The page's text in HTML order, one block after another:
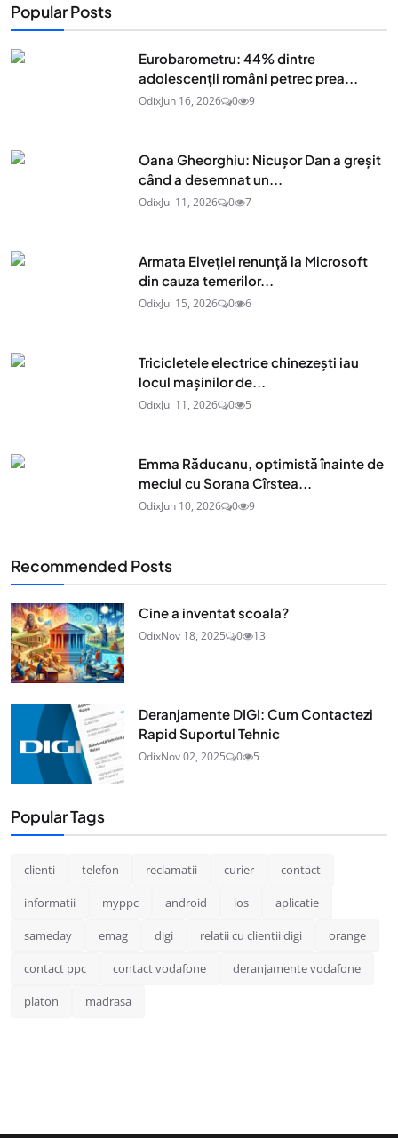
Popular Posts
Eurobarometru: 44% dintre
adolescenţii români petrec prea...
OdixJun 16, 2026 0 9
Oana Gheorghiu: Nicușor Dan a greșit
când a desemnat un...
OdixJul 11, 2026 0 7
Armata Elveției renunță la Microsoft
din cauza temerilor...
OdixJul 15, 2026 0 6
Tricicletele electrice chinezești iau
locul mașinilor de...
OdixJul 11, 2026 0 5
Emma Răducanu, optimistă înainte de
meciul cu Sorana Cîrstea...
OdixJun 10, 2026 0 9
Recommended Posts
Cine a inventat scoala?
OdixNov 18, 2025 0 13
Deranjamente DIGI: Cum Contactezi
Rapid Suportul Tehnic
OdixNov 02, 2025 0 5
Popular Tags
clienti telefon reclamatii curier contact
informatii myppc android ios aplicatie
sameday emag digi relatii cu clientii digi orange
contact ppc contact vodafone deranjamente vodafone
platon madrasa